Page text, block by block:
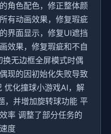
角色配色，修正整体颜
有动画效果，修复瑕疵
界面显示，修复UI遮挡
效果，修复瑕疵和不自
无边框全屏模式时偶
现的因初始化失败导致
优化撞球小游戏AI，解
，并增加旋转球功能 平
率 调整了部分任务的
度